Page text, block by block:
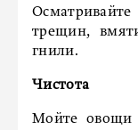
трещин,
гнили.
Чистота
Мойте овощи